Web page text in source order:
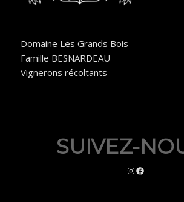
Domaine Les Grands Bois
Famille BESNARDEAU
Vignerons récoltants
SUIVEZ-